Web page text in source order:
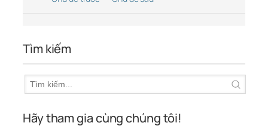
Tìm kiếm
Hãy tham gia cùng chúng tôi!